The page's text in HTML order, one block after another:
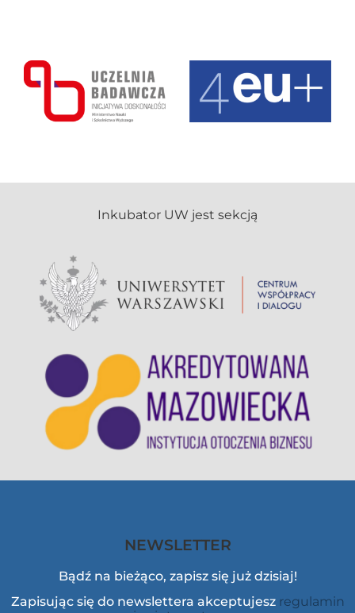
NEWSLETTER
Bądź na bieżąco, zapisz się już dzisiaj!
Zapisując się do newslettera akceptujesz regulamin